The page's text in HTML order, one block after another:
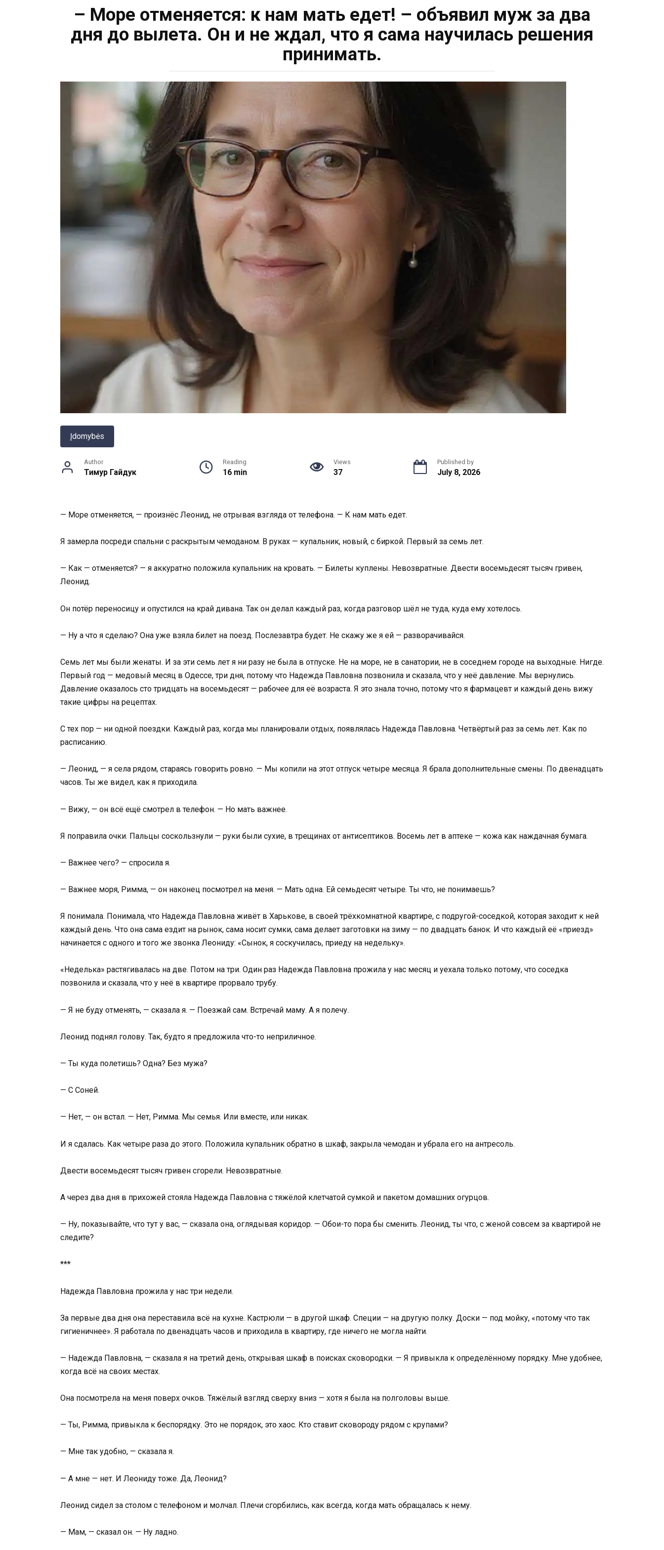
– Море отменяется: к нам мать едет! – объявил муж за два
дня до вылета. Он и не ждал, что я сама научилась решения
принимать.
Įdomybės
Author
Тимур Гайдук
Reading
16 min
Views
37
Published by
July 8, 2026
— Море отменяется, — произнёс Леонид, не отрывая взгляда от телефона. — К нам мать едет.
Я замерла посреди спальни с раскрытым чемоданом. В руках — купальник, новый, с биркой. Первый за семь лет.
— Как — отменяется? — я аккуратно положила купальник на кровать. — Билеты куплены. Невозвратные. Двести восемьдесят тысяч гривен,
Леонид.
Он потёр переносицу и опустился на край дивана. Так он делал каждый раз, когда разговор шёл не туда, куда ему хотелось.
— Ну а что я сделаю? Она уже взяла билет на поезд. Послезавтра будет. Не скажу же я ей — разворачивайся.
Семь лет мы были женаты. И за эти семь лет я ни разу не была в отпуске. Не на море, не в санатории, не в соседнем городе на выходные. Нигде.
Первый год — медовый месяц в Одессе, три дня, потому что Надежда Павловна позвонила и сказала, что у неё давление. Мы вернулись.
Давление оказалось сто тридцать на восемьдесят — рабочее для её возраста. Я это знала точно, потому что я фармацевт и каждый день вижу
такие цифры на рецептах.
С тех пор — ни одной поездки. Каждый раз, когда мы планировали отдых, появлялась Надежда Павловна. Четвёртый раз за семь лет. Как по
расписанию.
— Леонид, — я села рядом, стараясь говорить ровно. — Мы копили на этот отпуск четыре месяца. Я брала дополнительные смены. По двенадцать
часов. Ты же видел, как я приходила.
— Вижу, — он всё ещё смотрел в телефон. — Но мать важнее.
Я поправила очки. Пальцы соскользнули — руки были сухие, в трещинах от антисептиков. Восемь лет в аптеке — кожа как наждачная бумага.
— Важнее чего? — спросила я.
— Важнее моря, Римма, — он наконец посмотрел на меня. — Мать одна. Ей семьдесят четыре. Ты что, не понимаешь?
Я понимала. Понимала, что Надежда Павловна живёт в Харькове, в своей трёхкомнатной квартире, с подругой-соседкой, которая заходит к ней
каждый день. Что она сама ездит на рынок, сама носит сумки, сама делает заготовки на зиму — по двадцать банок. И что каждый её «приезд»
начинается с одного и того же звонка Леониду: «Сынок, я соскучилась, приеду на недельку».
«Неделька» растягивалась на две. Потом на три. Один раз Надежда Павловна прожила у нас месяц и уехала только потому, что соседка
позвонила и сказала, что у неё в квартире прорвало трубу.
— Я не буду отменять, — сказала я. — Поезжай сам. Встречай маму. А я полечу.
Леонид поднял голову. Так, будто я предложила что-то неприличное.
— Ты куда полетишь? Одна? Без мужа?
— С Соней.
— Нет, — он встал. — Нет, Римма. Мы семья. Или вместе, или никак.
И я сдалась. Как четыре раза до этого. Положила купальник обратно в шкаф, закрыла чемодан и убрала его на антресоль.
Двести восемьдесят тысяч гривен сгорели. Невозвратные.
А через два дня в прихожей стояла Надежда Павловна с тяжёлой клетчатой сумкой и пакетом домашних огурцов.
— Ну, показывайте, что тут у вас, — сказала она, оглядывая коридор. — Обои-то пора бы сменить. Леонид, ты что, с женой совсем за квартирой не
следите?
***
Надежда Павловна прожила у нас три недели.
За первые два дня она переставила всё на кухне. Кастрюли — в другой шкаф. Специи — на другую полку. Доски — под мойку, «потому что так
гигиеничнее». Я работала по двенадцать часов и приходила в квартиру, где ничего не могла найти.
— Надежда Павловна, — сказала я на третий день, открывая шкаф в поисках сковородки. — Я привыкла к определённому порядку. Мне удобнее,
когда всё на своих местах.
Она посмотрела на меня поверх очков. Тяжёлый взгляд сверху вниз — хотя я была на полголовы выше.
— Ты, Римма, привыкла к беспорядку. Это не порядок, это хаос. Кто ставит сковороду рядом с крупами?
— Мне так удобно, — сказала я.
— А мне — нет. И Леониду тоже. Да, Леонид?
Леонид сидел за столом с телефоном и молчал. Плечи сгорбились, как всегда, когда мать обращалась к нему.
— Мам, — сказал он. — Ну ладно.